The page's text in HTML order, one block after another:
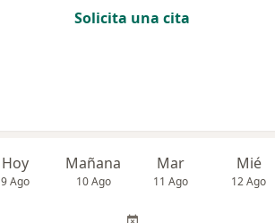
Solicita una cita
Hoy
9 Ago
Mañana
10 Ago
Mar
11 Ago
Mié
12 Ago